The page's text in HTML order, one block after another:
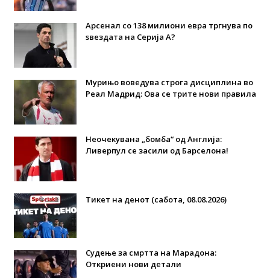
Арсенал со 138 милиони евра тргнува по
ѕвездата на Серија А?
Мурињо воведува строга дисциплина во
Реал Мадрид: Ова се трите нови правила
Неочекувана „бомба“ од Англија:
Ливерпул се засили од Барселона!
Тикет на денот (сабота, 08.08.2026)
Судење за смртта на Марадона:
Откриени нови детали